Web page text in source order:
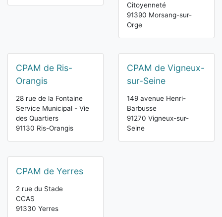
Citoyenneté
91390 Morsang-sur-
Orge
CPAM de Ris-
Orangis
28 rue de la Fontaine
Service Municipal - Vie
des Quartiers
91130 Ris-Orangis
CPAM de Vigneux-
sur-Seine
149 avenue Henri-
Barbusse
91270 Vigneux-sur-
Seine
CPAM de Yerres
2 rue du Stade
CCAS
91330 Yerres